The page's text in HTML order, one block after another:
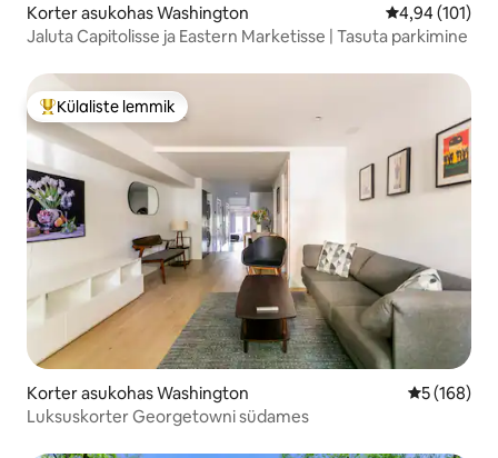
Korter asukohas Washington Keskmine
4,94 (101)
Jaluta Capitolisse ja Eastern Marketisse | Tasuta parkimine
Külaliste suur lemmik
Külaliste lemmik
Korter asukohas Washington Keskmine
5 (168)
Luksuskorter Georgetowni südames